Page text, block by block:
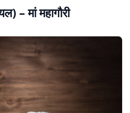
– मां महागौरी